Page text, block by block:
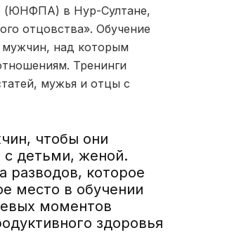
(ЮНФПА) в Нур-Султане,
отцовства». Обучение
мужчин, над которым
Тренинги
мужья и отцы с
чтобы они
с детьми, женой.
разводов, которое
место в обучении
моментов
здоровья